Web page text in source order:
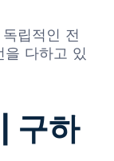
립적인 전
을 다하고 있
구하